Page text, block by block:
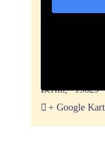
Berlin, 13629
+ Google